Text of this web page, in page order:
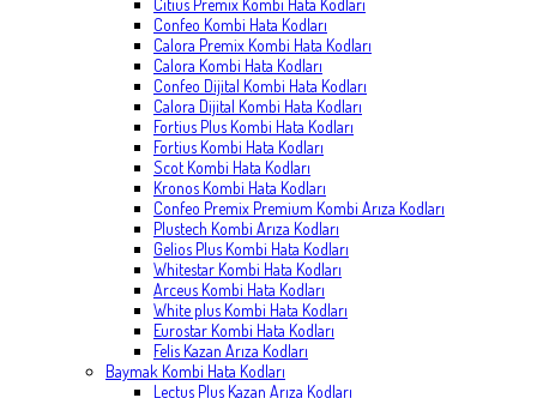
Citius Premix Kombi Hata Kodları
Confeo Kombi Hata Kodları
Calora Premix Kombi Hata Kodları
Calora Kombi Hata Kodları
Confeo Dijital Kombi Hata Kodları
Calora Dijital Kombi Hata Kodları
Fortius Plus Kombi Hata Kodları
Fortius Kombi Hata Kodları
Scot Kombi Hata Kodları
Kronos Kombi Hata Kodları
Confeo Premix Premium Kombi Arıza Kodları
Plustech Kombi Arıza Kodları
Gelios Plus Kombi Hata Kodları
Whitestar Kombi Hata Kodları
Arceus Kombi Hata Kodları
White plus Kombi Hata Kodları
Eurostar Kombi Hata Kodları
Felis Kazan Arıza Kodları
Baymak Kombi Hata Kodları
Lectus Plus Kazan Arıza Kodları